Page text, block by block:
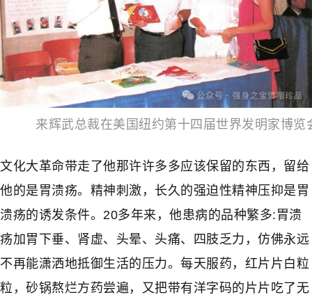
来辉武总裁在美国纽约第十四届世界发明家博览
文化大革命带走了他那许许多多应该保留的东西，留给
他的是胃溃疡。精神刺激，长久的强迫性精神压抑是胃
溃疡的诱发条件。20多年来，他患病的品种繁多:胃溃
疡加胃下垂、肾虚、头晕、头痛、四肢乏力，仿佛永远
不再能潇洒地抵御生活的压力。每天服药，红片片白粒
粒，砂锅熬烂方药尝遍，又把带有洋字码的片片吃了无